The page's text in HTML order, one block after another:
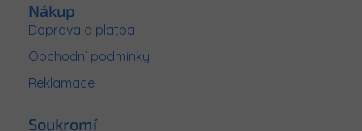
Nákup
Doprava a platba
Obchodní podmínky
Reklamace
Soukromí